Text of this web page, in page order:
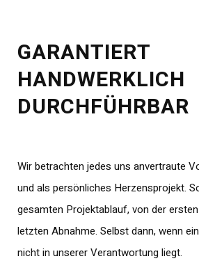
GARANTIERT
HANDWERKLICH
DURCHFÜHRBAR
Wir betrachten jedes uns anvertraute
und als persönliches Herzensprojekt.
gesamten Projektablauf, von der
letzten Abnahme. Selbst dann, wenn
nicht in unserer Verantwortung liegt.